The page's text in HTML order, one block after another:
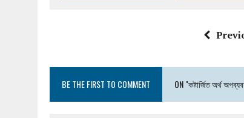
BE THE FIRST TO COMMENT ON "কষ্টার্জিত অর্থ